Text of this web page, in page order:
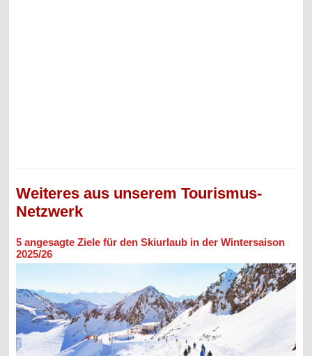
Weiteres aus unserem Tourismus-
Netzwerk
5 angesagte Ziele für den Skiurlaub in der Wintersaison
2025/26